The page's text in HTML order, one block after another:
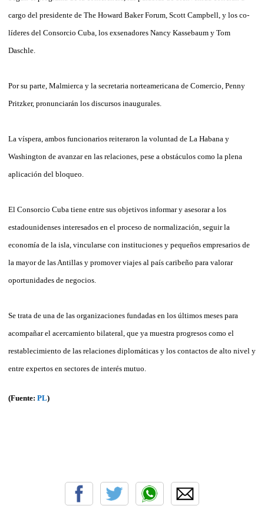
cargo del presidente de The Howard Baker Forum, Scott Campbell, y los co-
líderes del Consorcio Cuba, los exsenadores Nancy Kassebaum y Tom
Daschle.
Por su parte, Malmierca y la secretaria norteamericana de Comercio, Penny
Pritzker, pronunciarán los discursos inaugurales.
La víspera, ambos funcionarios reiteraron la voluntad de La Habana y
Washington de avanzar en las relaciones, pese a obstáculos como la plena
aplicación del bloqueo.
El Consorcio Cuba tiene entre sus objetivos informar y asesorar a los
estadounidenses interesados en el proceso de normalización, seguir la
economía de la isla, vincularse con instituciones y pequeños empresarios de
la mayor de las Antillas y promover viajes al país caribeño para valorar
oportunidades de negocios.
Se trata de una de las organizaciones fundadas en los últimos meses para
acompañar el acercamiento bilateral, que ya muestra progresos como el
restablecimiento de las relaciones diplomáticas y los contactos de alto nivel y
entre expertos en sectores de interés mutuo.
(Fuente: PL)